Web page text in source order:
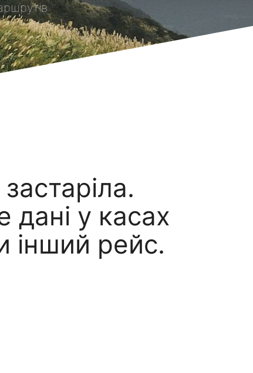
дані у касах
інший рейс.